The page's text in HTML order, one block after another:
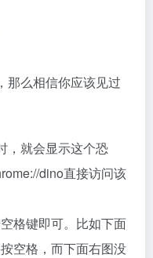
那么相信你应该见过
，就会显示这个恐
dino直接访问该
格键即可。比如下面
空格，而下面右图没